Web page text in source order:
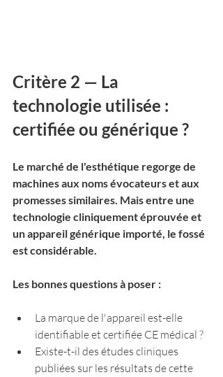
Critère 2 — La
technologie utilisée :
certifiée ou générique ?
Le marché de l'esthétique regorge de
machines aux noms évocateurs et aux
promesses similaires. Mais entre une
technologie cliniquement éprouvée et
un appareil générique importé, le fossé
est considérable.
Les bonnes questions à poser :
La marque de l'appareil est-elle
identifiable et certifiée CE médical ?
Existe-t-il des études cliniques
publiées sur les résultats de cette